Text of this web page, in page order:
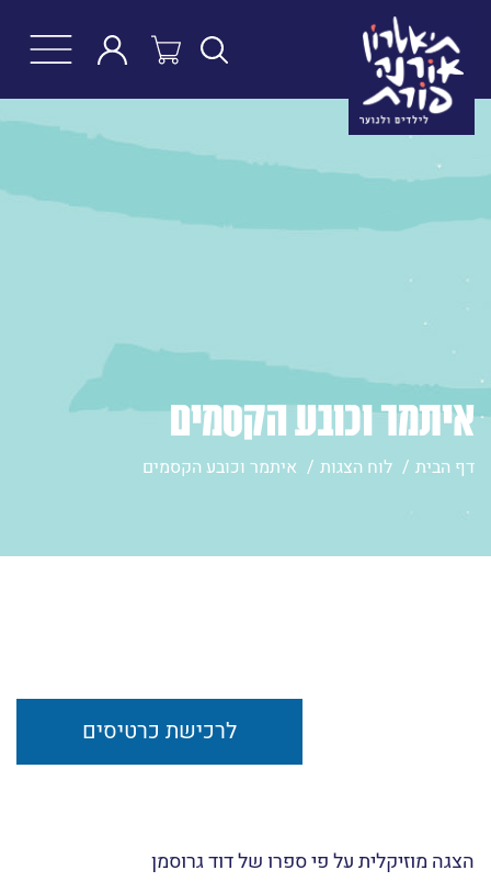
איתמר וכובע הקסמים
דף הבית לוח הצגות איתמר וכובע הקסמים
לרכישת כרטיסים
הצגה מוזיקלית על פי ספרו של דוד גרוסמן